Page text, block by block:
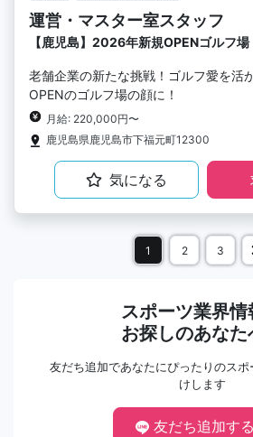
運営・マスター室スタッフ
【鹿児島】2026年新規OPENゴルフ場
老舗企業の新たな挑戦！ゴルフ愛を活
OPENのゴルフ場の顔に！
月給: 220,000円〜
鹿児島県鹿児島市下福元町12300
気になる
1 2 3
スポーツ業界情
お探しのあなた
友だち追加であなたにぴったりのス
けします
友だち追加する